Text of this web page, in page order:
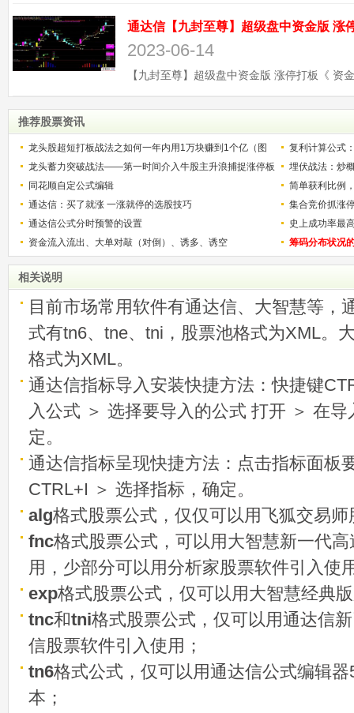
2023-06-14
推荐股票资讯
龙头股超短打板战法之如何一年内用1万块赚到1个亿（图
解）
复利计算公式
少？
龙头蓄力突破战法——第一时间介入牛股主升浪捕捉涨停板
的技巧（图解）
埋伏战法：炒
同花顺自定公式编辑
简单获利比例
用
通达信：买了就涨 一涨就停的选股技巧
集合竞价抓涨
通达信公式分时预警的设置
史上成功率最
称选股法宝！
资金流入流出、大单对敲（对倒）、诱多、诱空 筹码分布状况
相关说明
目前市场常用软件有通达信、大智慧等，
式有tn6、tne、tni，股票池格式为XML。
格式为XML。
通达信指标导入安装快捷方法：快捷键
入公式 ＞ 选择要导入的公式 打开 ＞ 在
定。
通达信指标呈现快捷方法：点击指标面板
CTRL+I ＞ 选择指标，确定。
alg格式股票公式，仅仅可以用飞狐交易
fnc格式股票公式，可以用大智慧新一代
用，少部分可以用分析家股票软件引入使
exp格式股票公式，仅可以用大智慧经典
tnc和tni格式股票公式，仅可以用通达信
信股票软件引入使用；
tn6格式公式，仅可以用通达信公式编辑
本；